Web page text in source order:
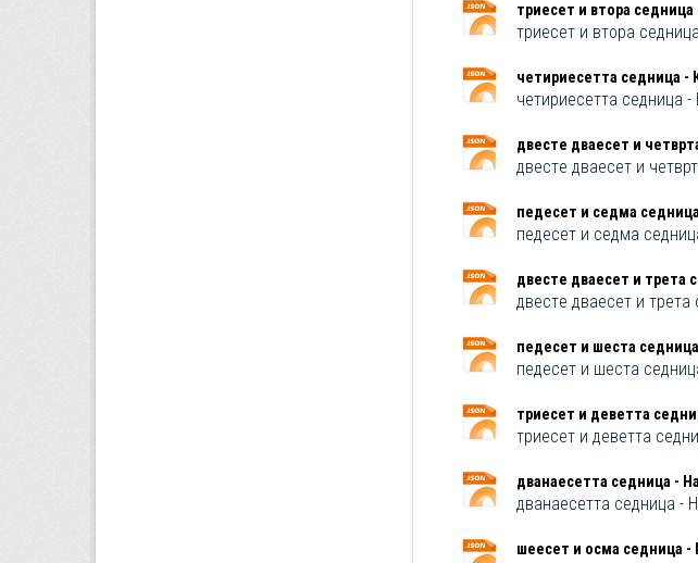
триесет и втора седница
триесет и втора
четириесетта седница -
четириесетта седница
двестe дваесет и
двестe дваесет и
педесет и седма
педесет и седма
двестe дваесет и трета
двестe дваесет и трета
педесет и шеста
педесет и шеста
триесет и деветта
триесет и деветта
дванаесетта седница -
дванаесетта седница -
шеесет и осма седница -